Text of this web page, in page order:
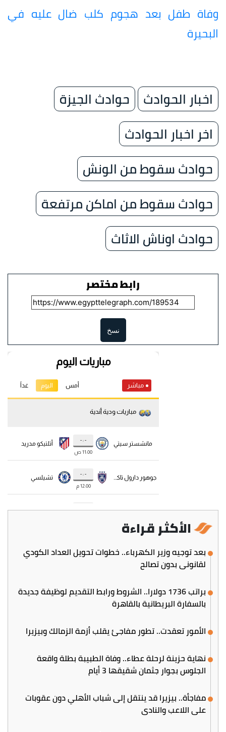
وفاة طفل بعد هجوم كلب ضال عليه في
البحيرة
اخبار الحوادث
حوادث الجيزة
اخر اخبار الحوادث
حوادث سقوط من الونش
حوادث سقوط من اماكن مرتفعة
حوادث اوناش الاثاث
رابط مختصر
نسخ
الأكثر قراءة
بعد توجيه وزير الكهرباء.. خطوات تحويل العداد الكودي
لقانوني بدون تصالح
براتب 1736 دولارا.. الشروط ورابط التقديم لوظيفة جديدة
بالسفارة البريطانية بالقاهرة
الأمور تعقدت.. تطور مفاجئ يقلب أزمة الزمالك وبيزيرا
نهاية حزينة لرحلة عطاء.. وفاة الطبيبة بطلة واقعة
الجلوس بجوار جثمان شقيقها 3 أيام
مفاجأة.. بيزيرا قد ينتقل إلى شباب الأهلي دون عقوبات
على اللاعب والنادي